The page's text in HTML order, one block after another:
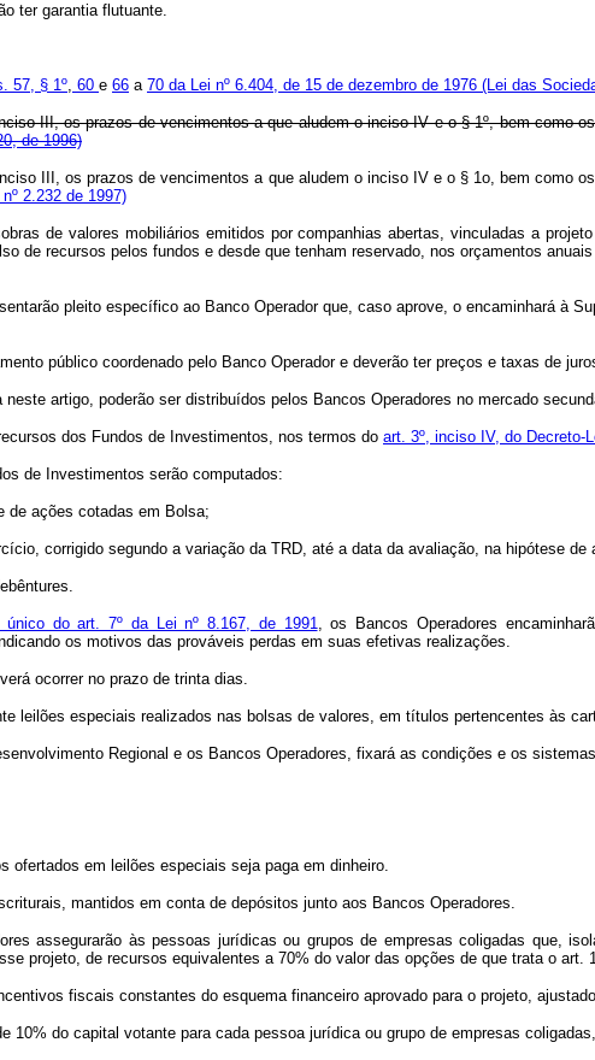
ter garantia flutuante.
57, § 1º, 60 e 66 a 70 da Lei nº 6.404, de 15 de dezembro de 1976 (Lei das
III, os prazos de vencimentos a que aludem o inciso IV e o § 1º, bem como
de 1996)
III, os prazos de vencimentos a que aludem o inciso IV e o § 1o, bem como
2.232 de 1997)
de valores mobiliários emitidos por companhias abertas, vinculadas a
de recursos pelos fundos e desde que tenham reservado, nos orçamentos
pleito específico ao Banco Operador que, caso aprove, o encaminhará à
público coordenado pelo Banco Operador e deverão ter preços e taxas de
artigo, poderão ser distribuídos pelos Bancos Operadores no mercado
dos Fundos de Investimentos, nos termos do art. 3º, inciso IV, do Decreto-
de Investimentos serão computados:
de ações cotadas em Bolsa;
corrigido segundo a variação da TRD, até a data da avaliação, na hipótese
único do art. 7º da Lei nº 8.167, de 1991, os Bancos Operadores
os motivos das prováveis perdas em suas efetivas realizações.
ocorrer no prazo de trinta dias.
leilões especiais realizados nas bolsas de valores, em títulos pertencentes às
Regional e os Bancos Operadores, fixará as condições e os
ofertados em leilões especiais seja paga em dinheiro.
mantidos em conta de depósitos junto aos Bancos Operadores.
assegurarão às pessoas jurídicas ou grupos de empresas coligadas que,
projeto, de recursos equivalentes a 70% do valor das opções de que trata o art.
fiscais constantes do esquema financeiro aprovado para o projeto,
10% do capital votante para cada pessoa jurídica ou grupo de empresas